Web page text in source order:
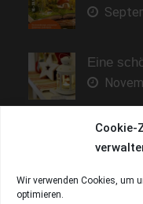
Cookie-
Wir verwenden Cookies, um
optimieren.
Eine
Sonne
Mai 9,